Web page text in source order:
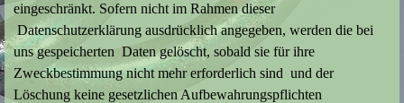
eingeschränkt. Sofern nicht im Rahmen dieser
Datenschutzerklärung ausdrücklich angegeben, werden die bei
uns gespeicherten Daten gelöscht, sobald sie für ihre
Zweckbestimmung nicht mehr erforderlich sind und der
Löschung keine gesetzlichen Aufbewahrungspflichten